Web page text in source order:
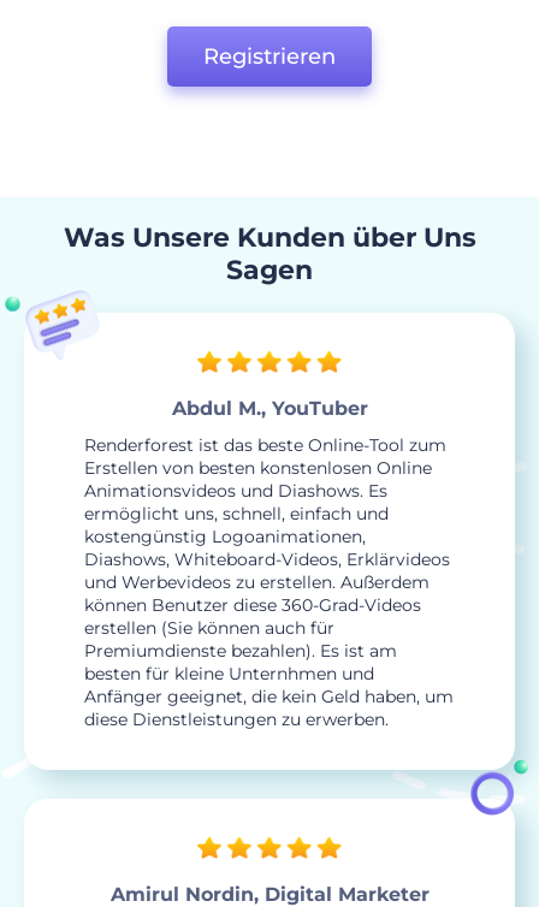
Registrieren
Was Unsere Kunden über Uns
Sagen
Abdul M., YouTuber
Renderforest ist das beste Online-Tool zum
Erstellen von besten konstenlosen Online
Animationsvideos und Diashows. Es
ermöglicht uns, schnell, einfach und
kostengünstig Logoanimationen,
Diashows, Whiteboard-Videos, Erklärvideos
und Werbevideos zu erstellen. Außerdem
können Benutzer diese 360-Grad-Videos
erstellen (Sie können auch für
Premiumdienste bezahlen). Es ist am
besten für kleine Unternhmen und
Anfänger geeignet, die kein Geld haben, um
diese Dienstleistungen zu erwerben.
Amirul Nordin, Digital Marketer